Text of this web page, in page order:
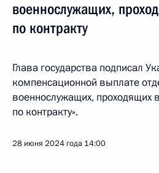
военнослужащих,
по контракту
Глава государства подписал
компенсационной выплате
военнослужащих, проходящих
по контракту».
28 июня 2024 года 14:00